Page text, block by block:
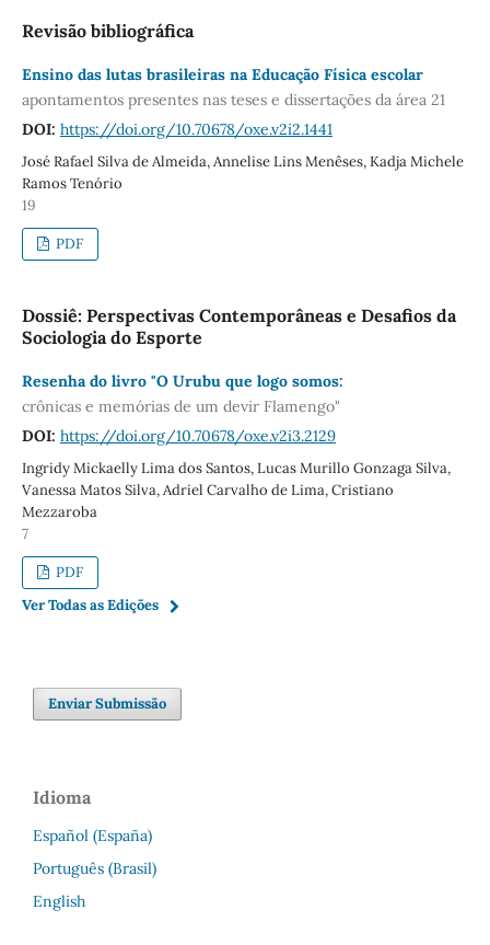
Revisão bibliográfica
Ensino das lutas brasileiras na Educação Física escolar
apontamentos presentes nas teses e dissertações da área 21
DOI: https://doi.org/10.70678/oxe.v2i2.1441
José Rafael Silva de Almeida, Annelise Lins Menêses, Kadja Michele
Ramos Tenório
19
PDF
Dossiê: Perspectivas Contemporâneas e Desafios da
Sociologia do Esporte
Resenha do livro "O Urubu que logo somos:
crônicas e memórias de um devir Flamengo"
DOI: https://doi.org/10.70678/oxe.v2i3.2129
Ingridy Mickaelly Lima dos Santos, Lucas Murillo Gonzaga Silva,
Vanessa Matos Silva, Adriel Carvalho de Lima, Cristiano
Mezzaroba
7
PDF
Ver Todas as Edições
Enviar Submissão
Idioma
Español (España)
Português (Brasil)
English